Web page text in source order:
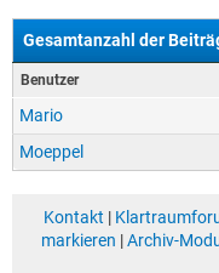
Gesamtanzahl der
Benutzer
Mario
Moeppel
Kontakt |
markieren |Archiv-